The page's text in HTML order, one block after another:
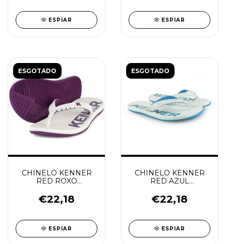
ESPIAR ESPIAR
ESGOTADO
CHINELO KENNER
RED ROXO
€22,18
ESPIAR
ESGOTADO
CHINELO KENNER
RED AZUL
AZUL TURQ
€22,18
ESPIAR